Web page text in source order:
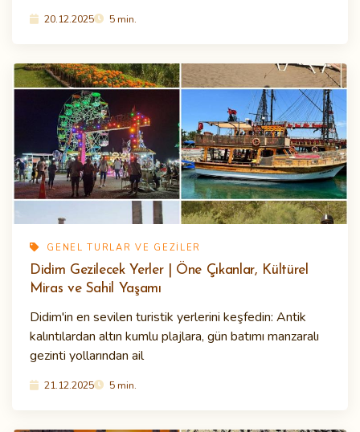
20.12.2025 5 min.
GENEL TURLAR VE GEZILER
Didim Gezilecek Yerler | Öne Çıkanlar, Kültürel
Miras ve Sahil Yaşamı
Didim'in en sevilen turistik yerlerini keşfedin: Antik
kalıntılardan altın kumlu plajlara, gün batımı manzaralı
gezinti yollarından ail
21.12.2025 5 min.